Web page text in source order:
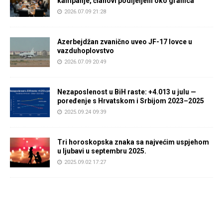
2026.07.09 21:28
Azerbejdžan zvanično uveo JF-17 lovce u
vazduhoplovstvo
2026.07.09 20:49
Nezaposlenost u BiH raste: +4.013 u julu —
poređenje s Hrvatskom i Srbijom 2023–2025
2025.09.24 09:39
Tri horoskopska znaka sa najvećim uspjehom
u ljubavi u septembru 2025.
2025.09.02 17:27